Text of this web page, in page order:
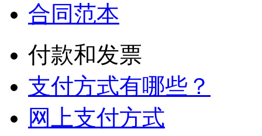
合同范本
付款和发票
支付方式有哪些？
网上支付方式